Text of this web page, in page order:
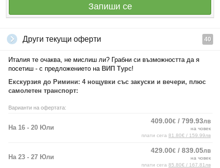
Запиши се
Други текущи оферти 40
Италия те очаква, не мислиш ли? Грабни си възможността да я
посетиш - с предложението на ВИП Турс!
Екскурзия до Римини: 4 нощувки със закуски и вечери, плюс
самолетен транспорт:
Варианти на офертата:
На 16 - 20 Юли
409.00€ / 799.93лв
на човек
плати сега 81.80€ / 159.99лв
На 23 - 27 Юли
429.00€ / 839.05лв
на човек
плати сега 85.80€ / 167.81лв